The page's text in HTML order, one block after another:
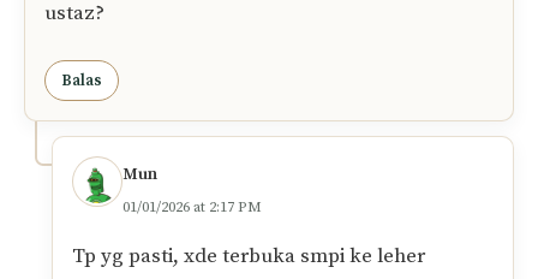
39 komentar pada “Hukum Aurat
Mun
01/01/2026 at 2:14 PM
saya dapati telekung saya hampir terbuka, tp sy